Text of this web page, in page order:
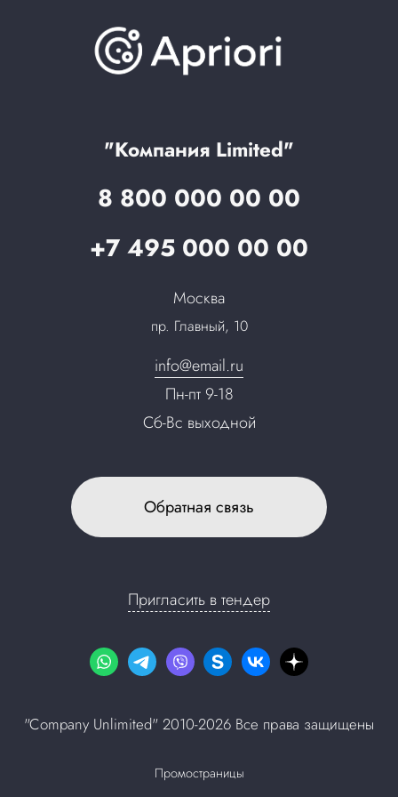
"Компания Limited"
8 800 000 00 00
+7 495 000 00 00
Москва
пр. Главный, 10
info@email.ru
Пн-пт 9-18
Сб-Вс выходной
Обратная связь
Пригласить в тендер
Онлайн поддержка
Скидки и бонусы
Оптовым клиентам
Презентации и каталоги
Партнерская программа
Достижения и награды
Специалисты
"Company Unlimited" 2010-2026 Все права защищены
Промостраницы